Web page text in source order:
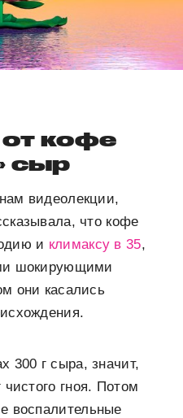
кофе
сыр
видеолекции,
что кофе
и климаксу в 35,
шокирующими
они касались
300 г сыра, значит,
гноя. Потом
воспалительные